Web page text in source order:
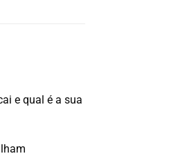
e qual é a sua